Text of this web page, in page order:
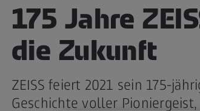
175 Jahre
die Zukunft
ZEISS feiert 2021 sein 175-
Geschichte voller